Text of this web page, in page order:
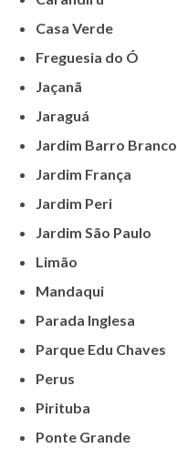
Casa Verde
Freguesia do Ó
Jaçanã
Jaraguá
Jardim Barro Branco
Jardim França
Jardim Peri
Jardim São Paulo
Limão
Mandaqui
Parada Inglesa
Parque Edu Chaves
Perus
Pirituba
Ponte Grande